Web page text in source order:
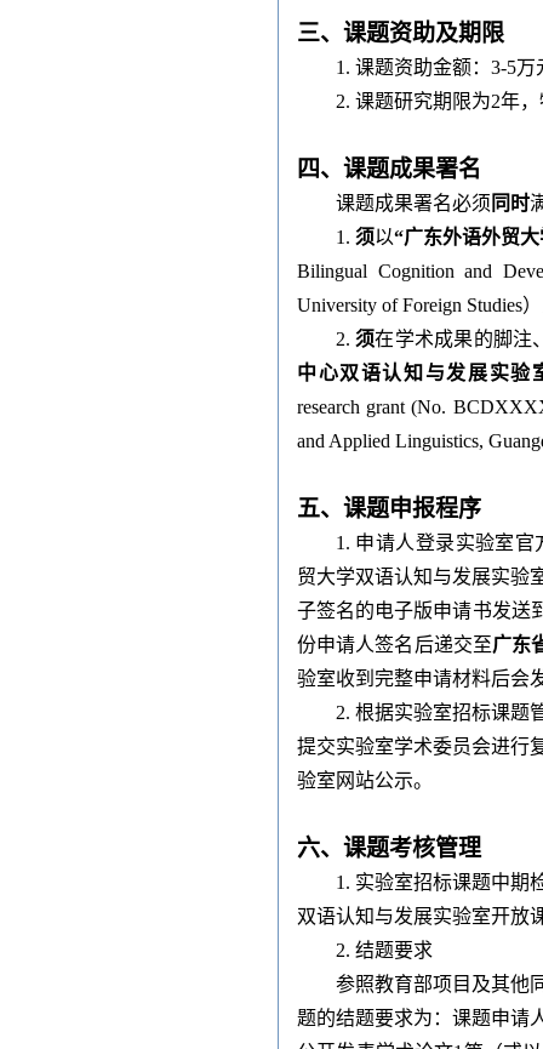
三、课题资助及期限
1. 课题资助金额：3-5
2. 课题研究期限为2年
四、课题成果署名
课题成果署名必须 同时
1. 须以“广东外语外贸
Bilingual Cognition and
University of Foreign
2.须在学术成果的脚注
中心双语认知与发展实验
research grant (No.
and Applied Linguistics,
五、课题申报程序
1. 申请人登录实验室官
贸大学双语认知与发展实验
子签名的电子版申请书发送
份申请人签名后递交至广东
验室收到完整申请材料后会
2. 根据实验室招标课题
提交实验室学术委员会进行
验室网站公示。
六、课题考核管理
1. 实验室招标课题中期
双语认知与发展实验室开放
2. 结题要求
参照教育部项目及其他
题的结题要求为：课题申请